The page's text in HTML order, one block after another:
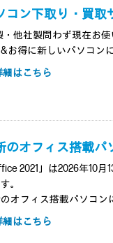
コン下取り・買取
・他社製問わず現在お
お得に新しいパソコン
はこちら
のオフィス搭載パ
2021」は2026年10
。
オフィス搭載パソコン
はこちら